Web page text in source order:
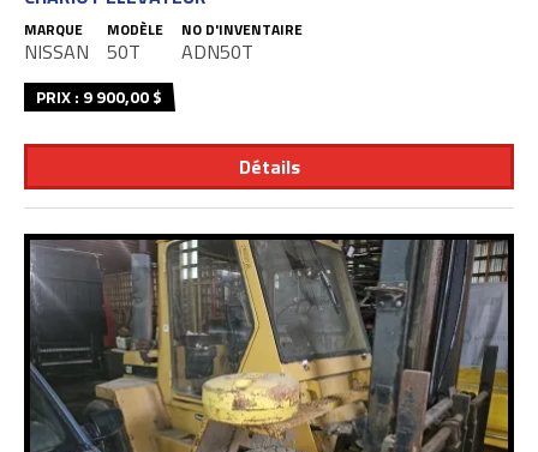
Détails
MARQUE
NISSAN
MODÈLE
50T
NO D'INVENTAIRE
ADN50T
PRIX : 9 900,00 $